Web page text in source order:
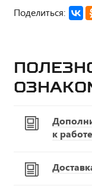
Поделиться:
к работе